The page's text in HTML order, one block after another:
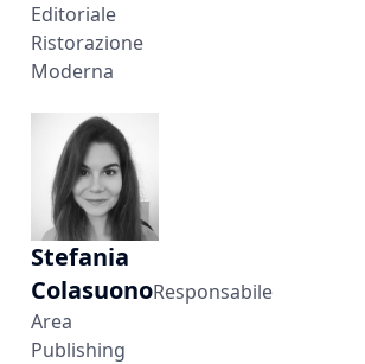
Editoriale
Ristorazione
Moderna
Stefania
ColasuonoResponsabile
Area
Publishing